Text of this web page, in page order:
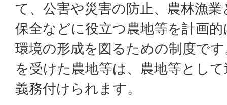
て、公害や災害の防止、農林漁
保全などに役立つ農地等を計画
環境の形成を図るための制度で
を受けた農地等は、農地等とし
義務付けられます。